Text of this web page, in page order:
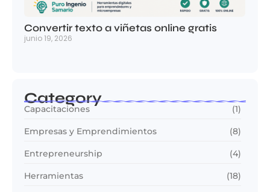
Convertir texto a viñetas online gratis
junio 19, 2026
Category
Capacitaciones (1)
Empresas y Emprendimientos (8)
Entrepreneurship (4)
Herramientas (18)